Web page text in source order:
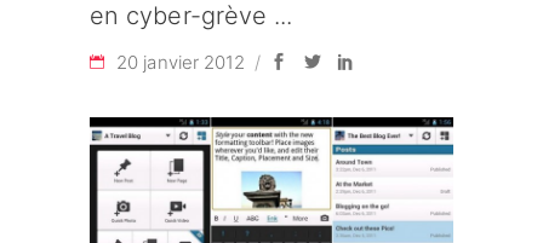
en cyber-grève
20 janvier 2012